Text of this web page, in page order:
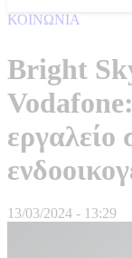
ΚΟΙΝΩΝΙΑ
Bright
13/03/2024 - 13:29